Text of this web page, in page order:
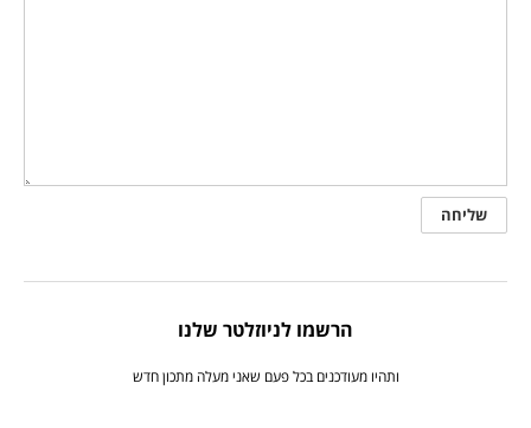
הרשמו לניוזלטר שלנו
ותהיו מעודכנים בכל פעם שאני מעלה מתכון חדש